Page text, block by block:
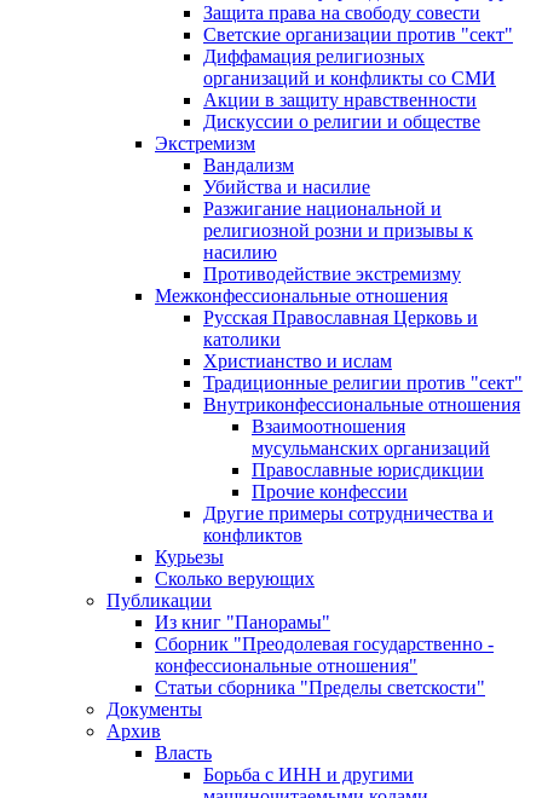
Защита права на свободу совести
Светские организации против "сект"
Диффамация религиозных
организаций и конфликты со СМИ
Акции в защиту нравственности
Дискуссии о религии и обществе
Экстремизм
Вандализм
Убийства и насилие
Разжигание национальной и
религиозной розни и призывы к
насилию
Противодействие экстремизму
Межконфессиональные отношения
Русская Православная Церковь и
католики
Христианство и ислам
Традиционные религии против "сект"
Внутриконфессиональные отношения
Взаимоотношения
мусульманских организаций
Православные юрисдикции
Прочие конфессии
Другие примеры сотрудничества и
конфликтов
Курьезы
Сколько верующих
Публикации
Из книг "Панорамы"
Сборник "Преодолевая государственно -
конфессиональные отношения"
Статьи сборника "Пределы светскости"
Документы
Архив
Власть
Борьба с ИНН и другими